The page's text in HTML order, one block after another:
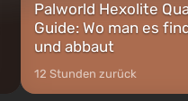
Palworld Hexolite
Guide: Wo man es
und abbaut
12 Stunden zurück